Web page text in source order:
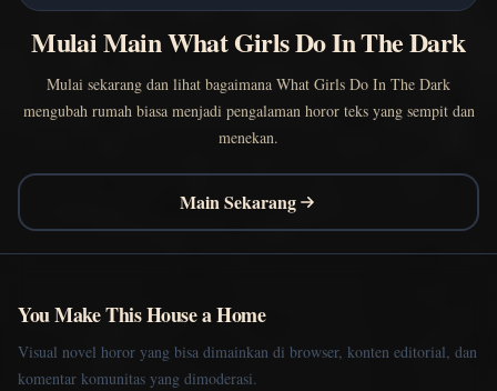
Mulai Main What Girls Do In The Dark
Mulai sekarang dan lihat bagaimana What Girls Do In The Dark
mengubah rumah biasa menjadi pengalaman horor teks yang sempit dan
menekan.
Main Sekarang
You Make This House a Home
Visual novel horor yang bisa dimainkan di browser, konten editorial, dan
komentar komunitas yang dimoderasi.